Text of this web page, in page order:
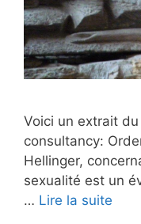
Voici un extrait
consultancy:
Hellinger,
sexualité est un
… Lire la suite